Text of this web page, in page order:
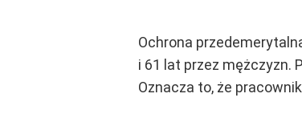
Ochrona
i 61 lat przez mężczyzn.
Oznacza to, że